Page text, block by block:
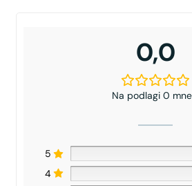
0,0
Na podlagi 0
5
4